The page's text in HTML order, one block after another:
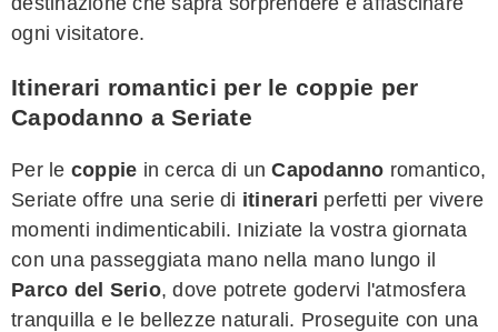
ogni visitatore.
Itinerari romantici per le coppie per
Capodanno a Seriate
Per le coppie in cerca di unCapodanno romantico,
Seriate offre una serie di itinerari perfetti per vivere
momenti indimenticabili. Iniziate la vostra giornata
con una passeggiata mano nella mano lungo il
Parco del Serio, dove potrete godervi l'atmosfera
tranquilla e le bellezze naturali. Proseguite con una